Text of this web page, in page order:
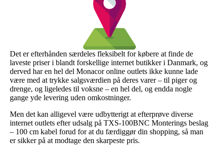
Det er efterhånden særdeles fleksibelt for købere at finde de
laveste priser i blandt forskellige internet butikker i Danmark, og
derved har en hel del Monacor online outlets ikke kunne lade
være med at trykke salgsværdien på deres varer – til piger og
drenge, og ligeledes til voksne – en hel del, og endda nogle
gange yde levering uden omkostninger.
Men det kan alligevel være udbytterigt at efterprøve diverse
internet outlets efter udsalg på TXS-100BNC Monterings beslag
– 100 cm kabel forud for at du færdiggør din shopping, så man
er sikker på at modtage den skarpeste pris.